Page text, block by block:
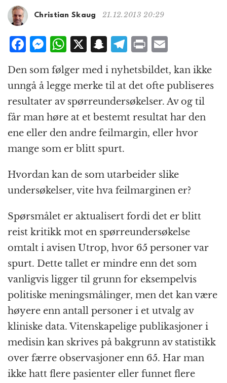
n
Christian Skaug 21.12.2013 20:29
F
c
e
b
o
o
k
M
e
ss
e
n
g
e
r
W
at
s
A
p
p
X S
n
a
p
c
h
at
T
el
e
g
r
a
m
P
ri
n
t
m
ai
l
Den som følger med i nyhetsbildet, kan ikke
unngå å legge merke til at det ofte publiseres
resultater av spørreundersøkelser. Av og til
får man høre at et bestemt resultat har den
ene eller den andre feilmargin, eller hvor
mange som er blitt spurt.
Hvordan kan de som utarbeider slike
undersøkelser, vite hva feilmarginen er?
Spørsmålet er aktualisert fordi det er blitt
reist kritikk mot en spørreundersøkelse
omtalt i avisen Utrop, hvor 65 personer var
spurt. Dette tallet er mindre enn det som
vanligvis ligger til grunn for eksempelvis
politiske meningsmålinger, men det kan være
høyere enn antall personer i et utvalg av
kliniske data. Vitenskapelige publikasjoner i
medisin kan skrives på bakgrunn av statistikk
over færre observasjoner enn 65. Har man
ikke hatt flere pasienter eller funnet flere